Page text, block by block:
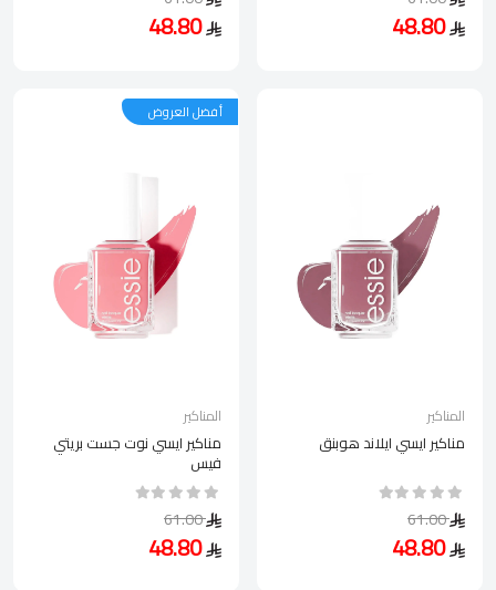
48.80
48.80
المناكير
مناكير ايسي ايلاند هوبنق
61.00
48.80
أفضل العروض
المناكير
مناكير ايسي نوت جست بريتي
فيس
61.00
48.80